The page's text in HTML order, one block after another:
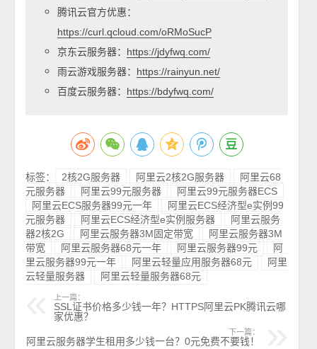
腾讯云官方优惠：
https://curl.qcloud.com/oRMoSucP
京东云服务器： https://jdyfwq.com/
雨云游戏服务器： https://rainyun.net/
百度云服务器： https://bdyfwq.com/
标签： 2核2G服务器 阿里云2核2G服务器
阿里云68
元服务器
阿里云99元服务器
阿里云99元服务器ECS
阿里云ECS服务器99元一年
阿里云ECS经济型e实例99
元服务器
阿里云ECS经济型e实例服务器
阿里云服务
器2核2G
阿里云服务器3M固定带宽
阿里云服务器3M
带宽
阿里云服务器68元一年 阿里云服务器99元
阿
里云服务器99元一年
阿里云轻量应用服务器68元
阿里
云轻量服务器
阿里云轻量服务器68元
上一篇：
SSL证书价格多少钱一年？HTTPS阿里云PK腾讯云哪
家优惠？
下一篇：
阿里云服务器学生租用多少钱一台？0元免费不要钱！